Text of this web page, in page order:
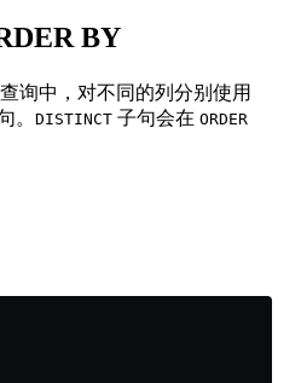
BY
询中，对不同的列分别使用
。 DISTINCT 子句会在 ORDER